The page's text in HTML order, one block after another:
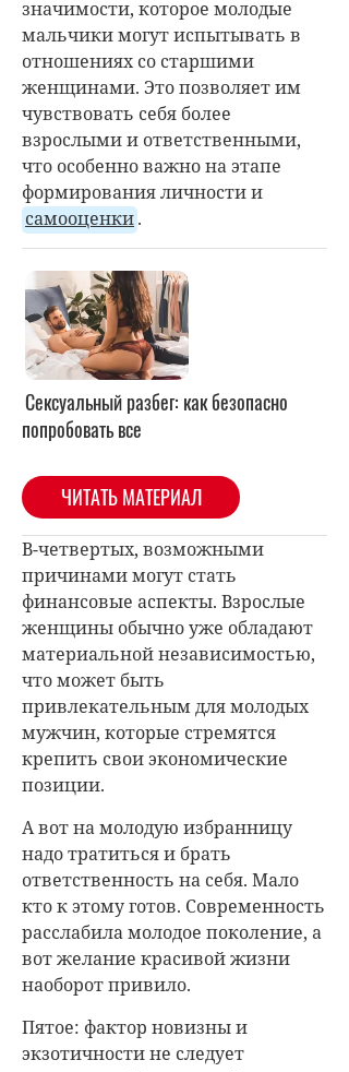
значимости, которое молодые
мальчики могут испытывать в
отношениях со старшими
женщинами. Это позволяет им
чувствовать себя более
взрослыми и ответственными,
что особенно важно на этапе
формирования личности и
самооценки.
Сексуальный разбег: как безопасно
попробовать все
ЧИТАТЬ МАТЕРИАЛ
В-четвертых, возможными
причинами могут стать
финансовые аспекты. Взрослые
женщины обычно уже обладают
материальной независимостью,
что может быть
привлекательным для молодых
мужчин, которые стремятся
крепить свои экономические
позиции.
А вот на молодую избранницу
надо тратиться и брать
ответственность на себя. Мало
кто к этому готов. Современность
расслабила молодое поколение, а
вот желание красивой жизни
наоборот привило.
Пятое: фактор новизны и
экзотичности не следует